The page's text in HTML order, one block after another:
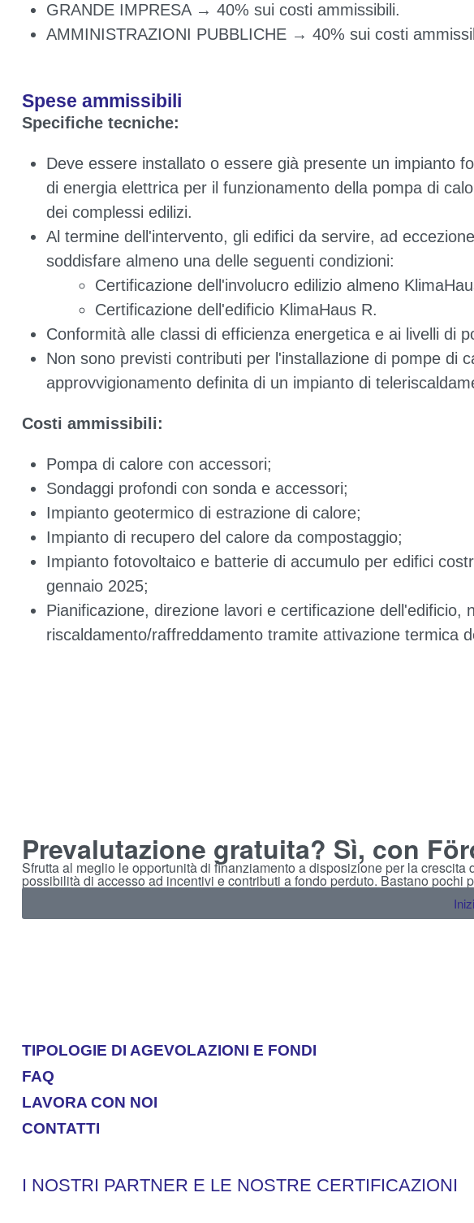
GRANDE IMPRESA → 40% sui costi ammissibili.
AMMINISTRAZIONI PUBBLICHE → 40% sui costi
Spese ammissibili
Specifiche tecniche:
Deve essere installato o essere già presente un impianto
di energia elettrica per il funzionamento della pompa di
dei complessi edilizi.
Al termine dell'intervento, gli edifici da servire, ad
soddisfare almeno una delle seguenti condizioni:
Certificazione dell'involucro edilizio almeno
Certificazione dell'edificio KlimaHaus R.
Conformità alle classi di efficienza energetica e ai livelli di
Non sono previsti contributi per l'installazione di pompe di
approvvigionamento definita di un impianto di
Costi ammissibili:
Pompa di calore con accessori;
Sondaggi profondi con sonda e accessori;
Impianto geotermico di estrazione di calore;
Impianto di recupero del calore da compostaggio;
Impianto fotovoltaico e batterie di accumulo per edifici
gennaio 2025;
Pianificazione, direzione lavori e certificazione dell'edificio,
riscaldamento/raffreddamento tramite attivazione termica
Prevalutazione gratuita? Sì, con
Sfrutta al meglio le opportunità di finanziamento a disposizione per la
possibilità di accesso ad incentivi e contributi a fondo perduto. Bastano
TIPOLOGIE DI AGEVOLAZIONI E FONDI
FAQ
LAVORA CON NOI
CONTATTI
I NOSTRI PARTNER E LE NOSTRE CERTIFICAZIONI